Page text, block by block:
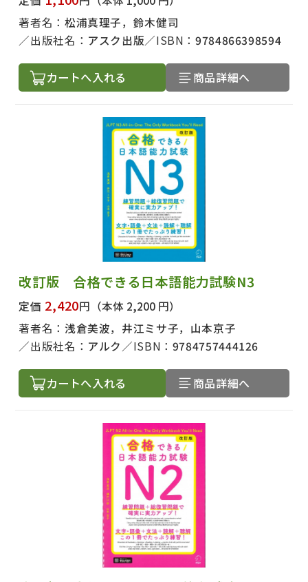
著者名： 松浦真理子，鈴木健司
出版社名： アスク出版 ISBN：9784866398594
カートへ入れる 商品詳細へ
改訂版 合格できる日本語能力試験N3
定価 2,420円 （本体 2,200 円）
著者名： 浅倉美波，井江ミサ子，山本京子
出版社名： アルク ISBN： 9784757444126
カートへ入れる 商品詳細へ